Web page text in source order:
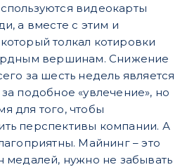
видеокарты
а вместе с этим и
толкал котировки
вершинам. Снижение
за шесть недель является
подобное «увлечение», но
для того, чтобы
перспективы компании. А
Майнинг – это
медалей, нужно не забывать